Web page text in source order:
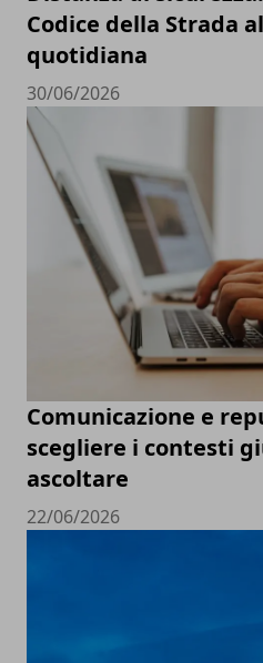
Codice della Strada
quotidiana
30/06/2026
Comunicazione e
scegliere i contesti
ascoltare
22/06/2026